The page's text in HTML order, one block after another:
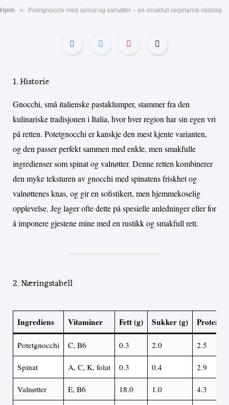
Hjem » Potetgnocchi med spinat og valnøtter – en smakfull vegetarisk middag
1. Historie
Gnocchi, små italienske pastaklumper, stammer fra den
kulinariske tradisjonen i Italia, hvor hver region har sin egen vri
på retten. Potetgnocchi er kanskje den mest kjente varianten,
og den passer perfekt sammen med enkle, men smakfulle
ingredienser som spinat og valnøtter. Denne retten kombinerer
den myke teksturen av gnocchi med spinatens friskhet og
valnøttenes knas, og gir en sofistikert, men hjemmekoselig
opplevelse. Jeg lager ofte dette på spesielle anledninger eller for
å imponere gjestene mine med en rustikk og smakfull rett.
2. Næringstabell
Ingrediens Vitaminer Fett (g) Sukker (g)
Potetgnocchi C, B6 0.3 2.0 2.5
Spinat A, C, K, folat 0.3 0.4 2.9
Valnøtter E, B6 18.0 1.0 4.3